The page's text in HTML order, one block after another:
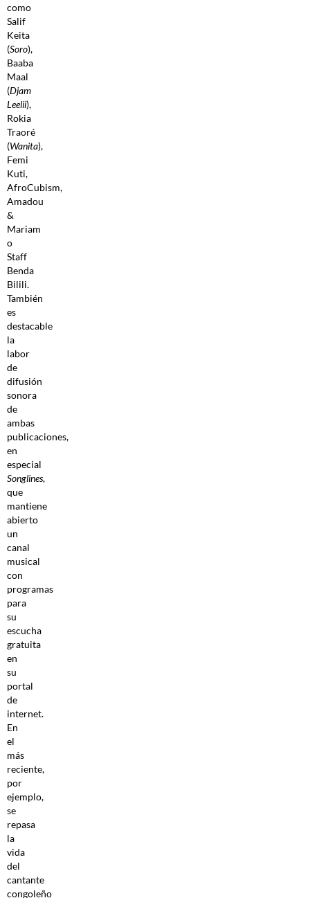
como
Salif
Keita
(Soro),
Baaba
Maal
(Djam
Leelii),
Rokia
Traoré
(Wanita),
Femi
Kuti,
AfroCubism,
Amadou
&
Mariam
o
Staff
Benda
Bilili.
También
es
destacable
la
labor
de
difusión
sonora
de
ambas
publicaciones,
en
especial
Songlines,
que
mantiene
abierto
un
canal
musical
con
programas
para
su
escucha
gratuita
en
su
portal
de
internet.
En
el
más
reciente,
por
ejemplo,
se
repasa
la
vida
del
cantante
congoleño